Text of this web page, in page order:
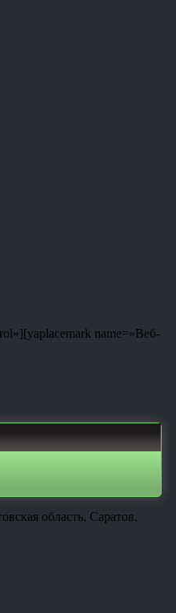
name=»Веб-
область, Саратов,